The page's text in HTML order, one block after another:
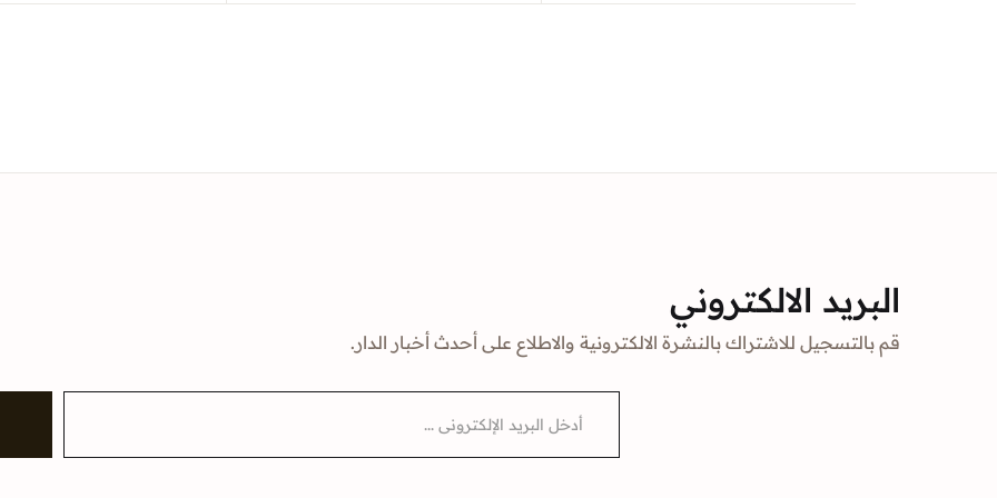
البريد الالكتروني
قم بالتسجيل للاشتراك بالنشرة الالكترونية والاطلاع على أحدث أخبار الدار.
i